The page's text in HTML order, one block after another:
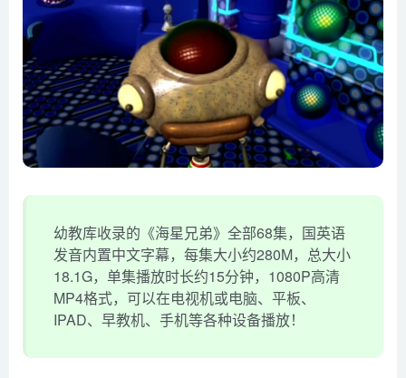
幼教库收录的《海星兄弟》全部68集，国英语
发音内置中文字幕，每集大小约280M，总大小
18.1G，单集播放时长约15分钟，1080P高清
MP4格式，可以在电视机或电脑、平板、
IPAD、早教机、手机等各种设备播放！